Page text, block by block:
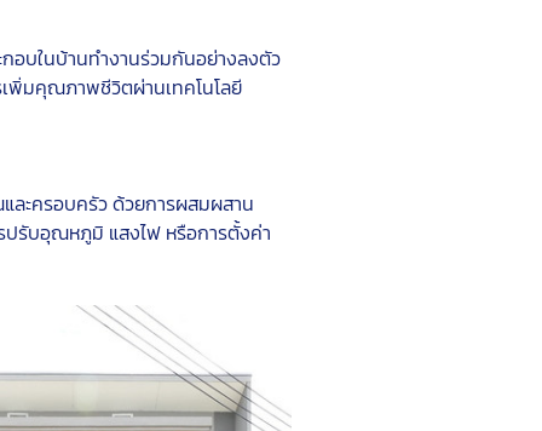
อบในบ้านทำงานร่วมกันอย่างลงตัว
พิ่มคุณภาพชีวิตผ่านเทคโนโลยี
ะครอบครัว ด้วยการผสมผสาน
ปรับอุณหภูมิ แสงไฟ หรือการตั้งค่า